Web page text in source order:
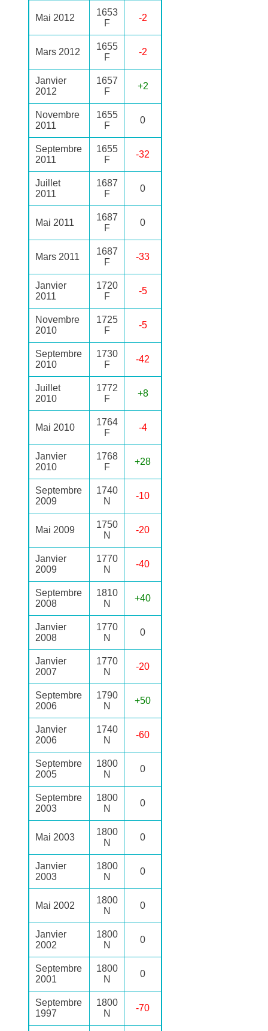
Mai 2012
1653
F
-2
Mars 2012
1655
F
-2
Janvier
2012
1657
F
+2
Novembre
2011
1655
F
0
Septembre
2011
1655
F
-32
Juillet
2011
1687
F
0
Mai 2011
1687
F
0
Mars 2011
1687
F
-33
Janvier
2011
1720
F
-5
Novembre
2010
1725
F
-5
Septembre
2010
1730
F
-42
Juillet
2010
1772
F
+8
Mai 2010
1764
F
-4
Janvier
2010
1768
F
+28
Septembre
2009
1740
N
-10
Mai 2009
1750
N
-20
Janvier
2009
1770
N
-40
Septembre
2008
1810
N
+40
Janvier
2008
1770
N
0
Janvier
2007
1770
N
-20
Septembre
2006
1790
N
+50
Janvier
2006
1740
N
-60
Septembre
2005
1800
N
0
Septembre
2003
1800
N
0
Mai 2003
1800
N
0
Janvier
2003
1800
N
0
Mai 2002
1800
N
0
Janvier
2002
1800
N
0
Septembre
2001
1800
N
0
Septembre
1997
1800
N
-70